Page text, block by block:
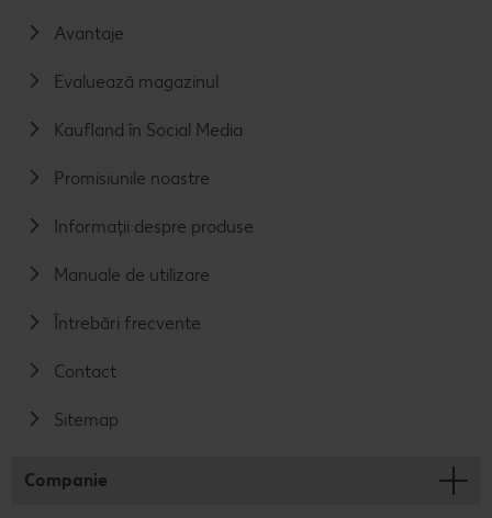
Avantaje
Evaluează magazinul
Kaufland în Social Media
Promisiunile noastre
Informații despre produse
Manuale de utilizare
Întrebări frecvente
Contact
Sitemap
Companie